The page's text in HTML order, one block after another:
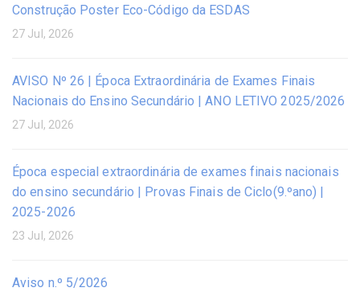
Construção Poster Eco-Código da ESDAS
27 Jul, 2026
AVISO Nº 26 | Época Extraordinária de Exames Finais
Nacionais do Ensino Secundário | ANO LETIVO 2025/2026
27 Jul, 2026
Época especial extraordinária de exames finais nacionais
do ensino secundário | Provas Finais de Ciclo(9.ºano) |
2025-2026
23 Jul, 2026
Aviso n.º 5/2026